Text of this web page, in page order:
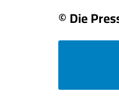
© Die